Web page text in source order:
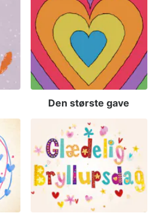
Den største gave